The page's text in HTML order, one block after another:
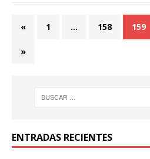
« 1 … 158 159
»
ENTRADAS RECIENTES